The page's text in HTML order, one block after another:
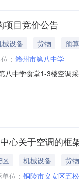
项目竞价公告
械设备 货物
预
： 赣州市第八中学
八中学食堂1-3楼空调
参数:5P分体
心关于空调的框
区 机械设备
货物
位： 铜陵市义安区五